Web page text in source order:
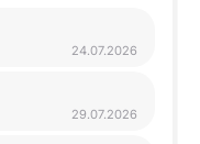
24.07.2026
29.07.2026